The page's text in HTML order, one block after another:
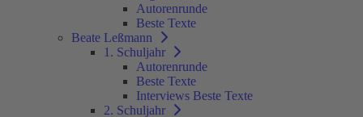
Autorenrunde
Beste Texte
Beate Leßmann
1. Schuljahr
Autorenrunde
Beste Texte
Interviews Beste Texte
2. Schuljahr